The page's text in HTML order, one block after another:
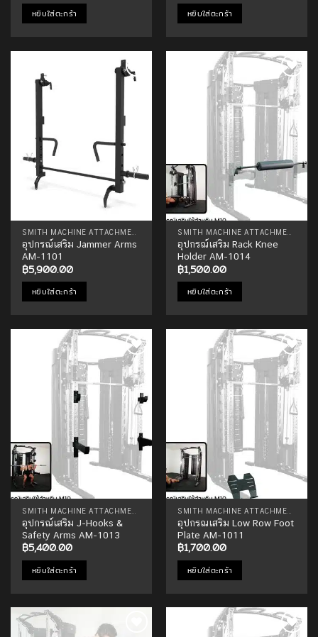
หยิบใส่ตะกร้า หยิบใส่ตะกร้า
SMITH MACHINE ATTACHMENTS
อุปกรณ์เสริม Jammer Arms
AM-1101
฿5,900.00
หยิบใส่ตะกร้า
Add to
Wishlist
SMITH MACHINE ATTACHMENTS
อุปกรณ์เสริม Rack Knee
Holder AM-1014
฿1,500.00
หยิบใส่ตะกร้า
Add to
Wishlist
อุปกรณ์เสริม J-Hooks &
Safety Arms AM-1013
฿5,400.00
หยิบใส่ตะกร้า
Add to
Wishlist
อุปกรณเสริม Low Row Foot
Plate AM-1011
฿1,700.00
หยิบใส่ตะกร้า